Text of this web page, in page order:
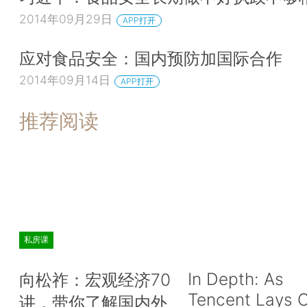
2014年09月29日 APP打开
应对食品安全：国内预防加国际合作
2014年09月14日 APP打开
推荐阅读
私房课
向松祚：宏观经济70
讲，带你了解国内外
In Depth: As
Tencent Lays